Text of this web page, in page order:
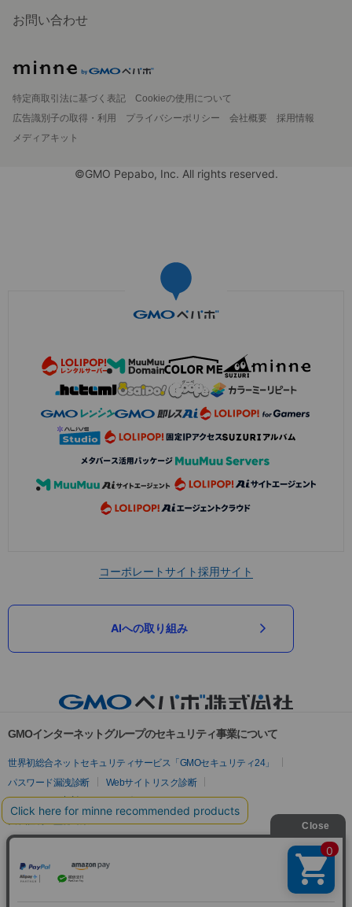
お問い合わせ
特定商取引法に基づく表記
Cookieの使用について
広告識別子の取得・利用
プライバシーポリシー 会社概要
採用情報
メディアキット
©GMO Pepabo, Inc. All rights reserved.
コーポレートサイト採用サイト
AIへの取り組み
GMOインターネットグループのセキュリティ事業について
世界初総合ネットセキュリティサービス「GMOセキュリティ24」
パスワード漏洩診断
Webサイトリスク診断
セキュリティ相談AIチャットボット
実在証明・盗聴対策
サイバー攻撃対策（GMOサイバーセキュリティ byイエラエ）
セキュリティ事業の軌跡